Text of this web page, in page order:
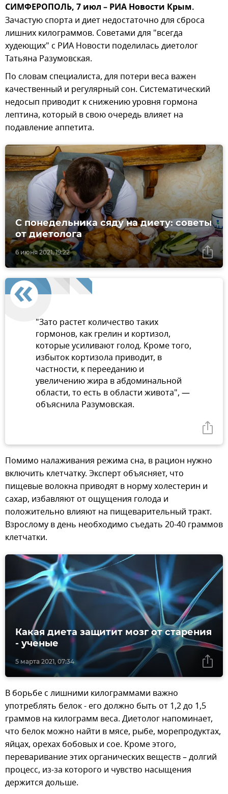
СИМФЕРОПОЛЬ, 7 июл – РИА Новости Крым.
Зачастую спорта и диет недостаточно для сброса
лишних килограммов. Советами для "всегда
худеющих" с РИА Новости поделилась диетолог
Татьяна Разумовская.
По словам специалиста, для потери веса важен
качественный и регулярный сон. Систематический
недосып приводит к снижению уровня гормона
лептина, который в свою очередь влияет на
подавление аппетита.
6 июня 2021, 19:22
С понедельника сяду на диету: советы
от диетолога
"Зато растет количество таких
гормонов, как грелин и кортизол,
которые усиливают голод. Кроме того,
избыток кортизола приводит, в
частности, к перееданию и
увеличению жира в абдоминальной
области, то есть в области живота", —
объяснила Разумовская.
Помимо налаживания режима сна, в рацион нужно
включить клетчатку. Эксперт объясняет, что
пищевые волокна приводят в норму холестерин и
сахар, избавляют от ощущения голода и
положительно влияют на пищеварительный тракт.
Взрослому в день необходимо съедать 20-40 граммов
клетчатки.
5 марта 2021, 07:34
Какая диета защитит мозг от старения
- ученые
В борьбе с лишними килограммами важно
употреблять белок - его должно быть от 1,2 до 1,5
граммов на килограмм веса. Диетолог напоминает,
что белок можно найти в мясе, рыбе, морепродуктах,
яйцах, орехах бобовых и сое. Кроме этого,
переваривание этих органических веществ – долгий
процесс, из-за которого и чувство насыщения
держится дольше.